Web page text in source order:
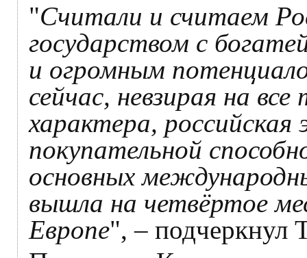
"Считали и считаем
государством с
и огромным
сейчас, невзирая на
характера,
покупательной
основных
вышла на четвёртое
Европе", – подчеркнул